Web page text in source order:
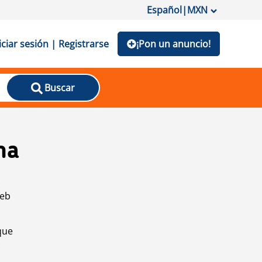
Español|MXN
sesión | Registrarse ¡Pon un anuncio!
Buscar